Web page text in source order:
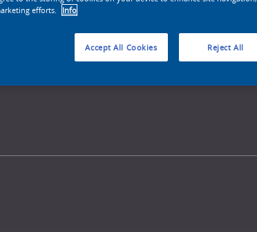
efforts.
Info
Reject All
Accept All Cookies